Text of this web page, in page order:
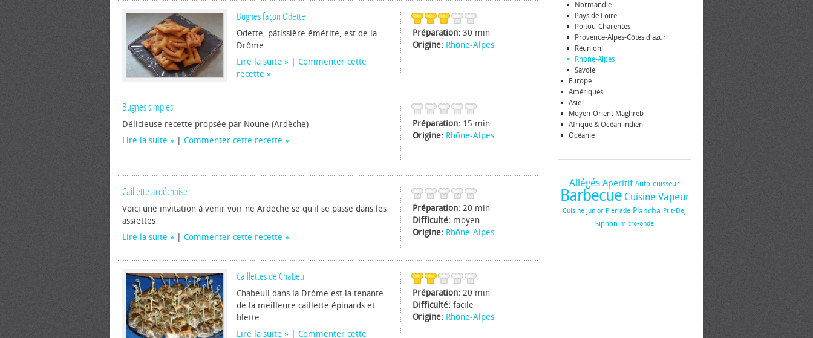
Préparation: 30 min
Origine: Rhône-Alpes
Bugnes façon Odette
Odette, pâtissière émérite, est de la
Drôme
Lire la suite
Commenter cette
recette
Préparation: 15 min
Origine: Rhône-Alpes
Bugnes simples
Délicieuse recette propsée par Noune (Ardèche)
Lire la suite
Commenter cette recette
Préparation: 20 min
Difficulté: moyen
Origine: Rhône-Alpes
Caillette ardéchoise
Voici une invitation à venir voir ne Ardèche se qu'il se passe dans les
assiettes
Lire la suite
Commenter cette recette
Préparation: 20 min
Difficulté: facile
Origine: Rhône-Alpes
Caillettes de Chabeuil
Chabeuil dans la Drôme est la tenante
de la meilleure caillette épinards et
blette.
Lire la suite
Commenter cette
Normandie
Pays de Loire
Poitou-Charentes
Provence-Alpes-Côtes d'azur
Réunion
Rhône-Alpes
Savoie
Europe
Amériques
Asie
Moyen-Orient Maghreb
Afrique & Océan indien
Océanie
Allégés Apéritif Auto-cuisseur
Barbecue Cuisine Vapeur
Cuisine junior Pierrade Plancha Ptit-Dej
Siphon micro-onde